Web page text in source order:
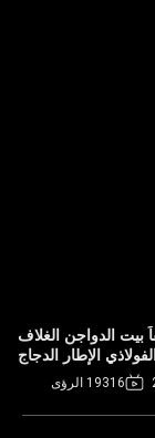
بيت الدواجن الغلاف
الإطار الدجاج
19316 الرؤى